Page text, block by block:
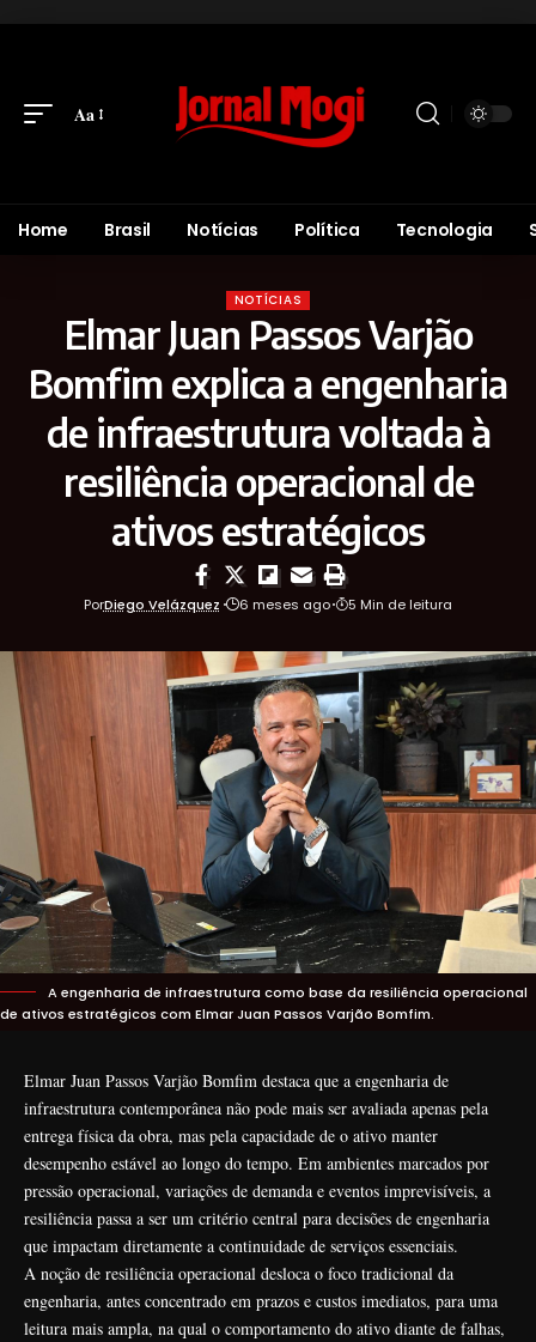
Aa
Home Brasil Notícias Política Tecnologia
NOTÍCIAS
Elmar Juan Passos Varjão
Bomfim explica a engenharia
de infraestrutura voltada à
resiliência operacional de
ativos estratégicos
PorDiego Velázquez 6 meses ago 5 Min de leitura
A engenharia de infraestrutura como base da resiliência operacional
de ativos estratégicos com Elmar Juan Passos Varjão Bomfim.
Elmar Juan Passos Varjão Bomfim destaca que a engenharia de
infraestrutura contemporânea não pode mais ser avaliada apenas pela
entrega física da obra, mas pela capacidade de o ativo manter
desempenho estável ao longo do tempo. Em ambientes marcados por
pressão operacional, variações de demanda e eventos imprevisíveis, a
resiliência passa a ser um critério central para decisões de engenharia
que impactam diretamente a continuidade de serviços essenciais.
A noção de resiliência operacional desloca o foco tradicional da
engenharia, antes concentrado em prazos e custos imediatos, para uma
leitura mais ampla, na qual o comportamento do ativo diante de falhas,